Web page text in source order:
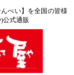
べい】を全国の皆様
公式通販